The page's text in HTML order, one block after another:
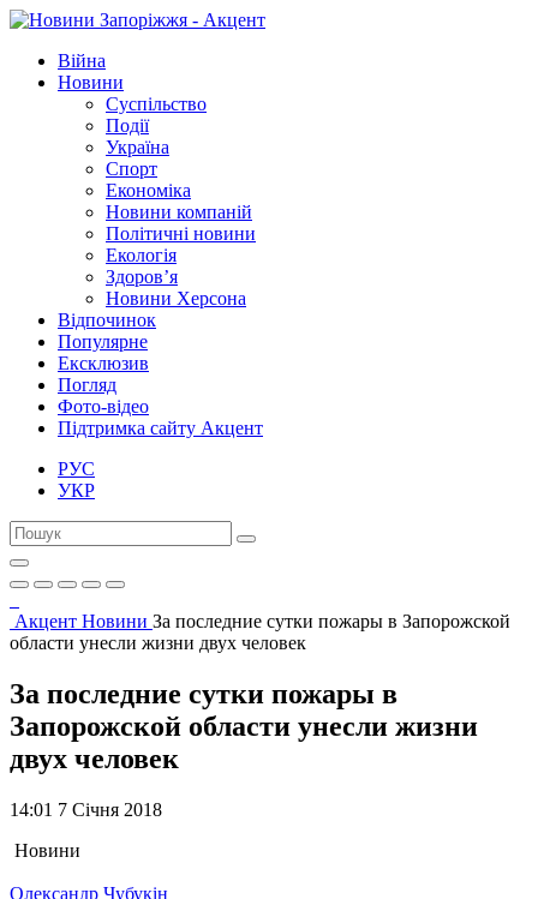
Війна
Новини
Суспільство
Події
Україна
Спорт
Економіка
Новини компаній
Політичні новини
Екологія
Здоров’я
Новини Херсона
Відпочинок
Популярне
Ексклюзив
Погляд
Фото-відео
Підтримка сайту Акцент
РУС
УКР
Акцент Новини За последние сутки пожары в Запорожской
области унесли жизни двух человек
За последние сутки пожары в
Запорожской области унесли жизни
двух человек
14:01 7 Січня 2018
Новини
Олександр Чубукін